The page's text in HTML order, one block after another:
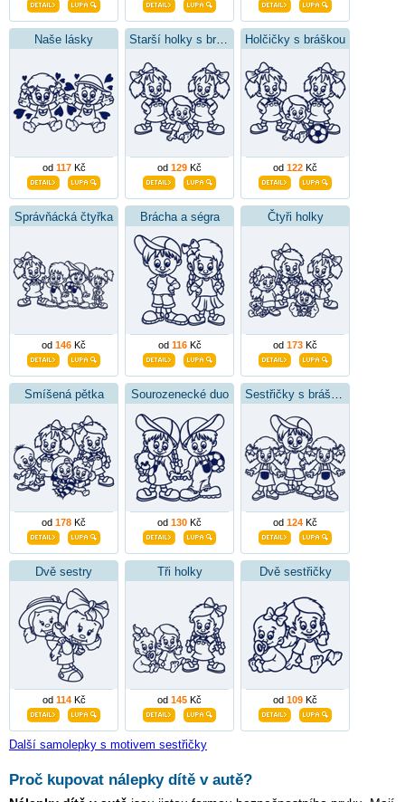
Naše lásky
od 117Kč
Starší holky s bráškou
od 129 Kč
Holčičky s bráškou
od 122 Kč
Správňácká čtyřka
od 146 Kč
Brácha a ségra
od 116Kč
Čtyři holky
od 173 Kč
Smíšená pětka
od 178 Kč
Sourozenecké duo
od 130 Kč
Sestřičky s bráškou
od 124 Kč
Dvě sestry
od 114Kč
Tři holky
od 145 Kč
Dvě sestřičky
od 109 Kč
Další samolepky s motivem sestřičky
Proč kupovat nálepky dítě v autě?